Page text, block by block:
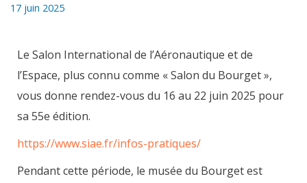
17 juin 2025
Le Salon International de l’Aéronautique et de
l’Espace, plus connu comme « Salon du Bourget »,
vous donne rendez-vous du 16 au 22 juin 2025 pour
sa 55e édition.
https://www.siae.fr/infos-pratiques/
Pendant cette période, le musée du Bourget est